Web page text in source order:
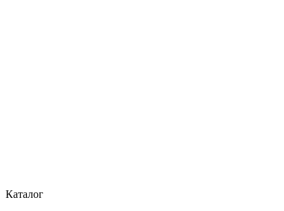
Каталог